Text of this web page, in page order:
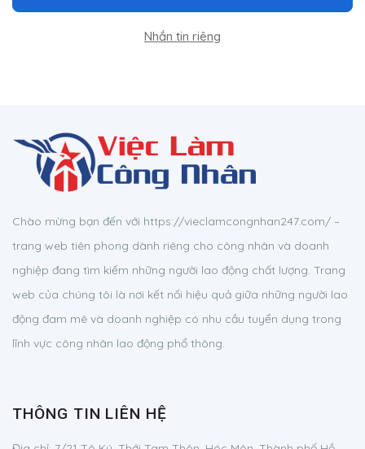
Nhắn tin riêng
Chào mừng bạn đến với https://vieclamcongnhan247.com/ –
trang web tiên phong dành riêng cho công nhân và doanh
nghiệp đang tìm kiếm những người lao động chất lượng. Trang
web của chúng tôi là nơi kết nối hiệu quả giữa những người lao
động đam mê và doanh nghiệp có nhu cầu tuyển dụng trong
lĩnh vực công nhân lao động phổ thông.
THÔNG TIN LIÊN HỆ